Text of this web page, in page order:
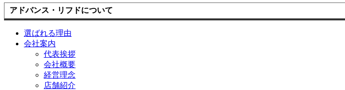
アドバンス・リフドについて
選ばれる理由
会社案内
代表挨拶
会社概要
経営理念
店舗紹介